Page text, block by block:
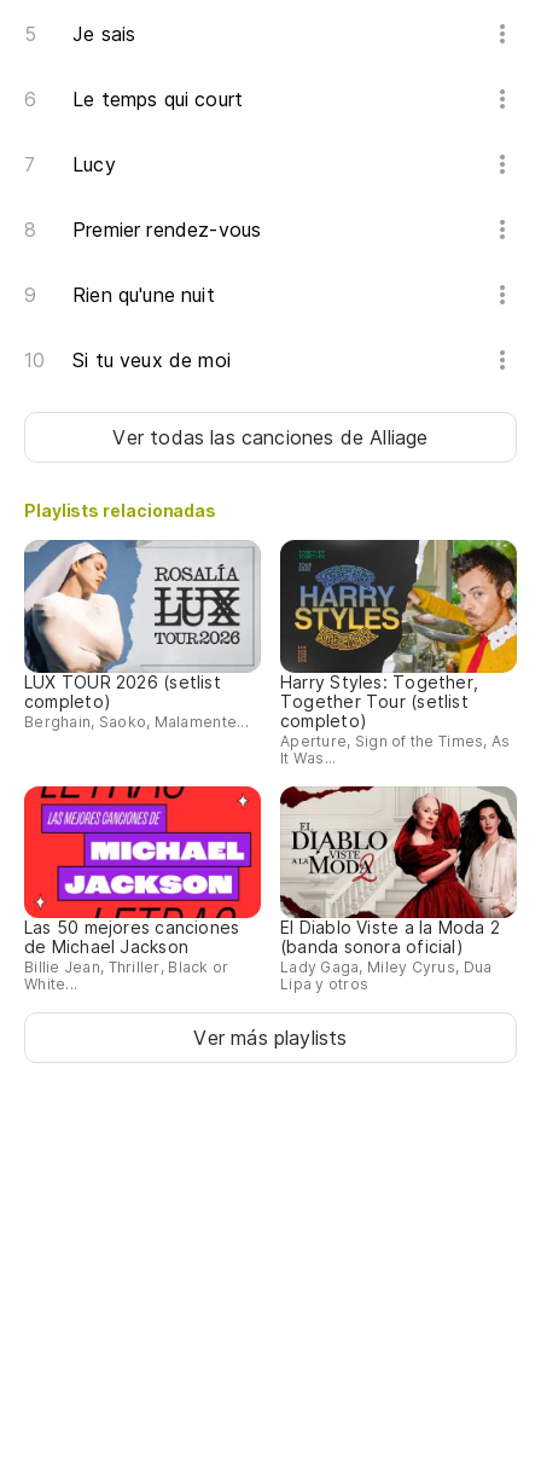
Je sais
Le temps qui court
Lucy
Premier rendez-vous
Rien qu'une nuit
Si tu veux de moi
Ver todas las canciones de Alliage
Playlists relacionadas
LUX TOUR 2026 (setlist
completo)
Berghain, Saoko, Malamente...
Harry Styles: Together,
Together Tour (setlist
completo)
Aperture, Sign of the Times, As
It Was...
Las 50 mejores canciones
de Michael Jackson
Billie Jean, Thriller, Black or
White...
El Diablo Viste a la Moda 2
(banda sonora oficial)
Lady Gaga, Miley Cyrus, Dua
Lipa y otros
Ver más playlists